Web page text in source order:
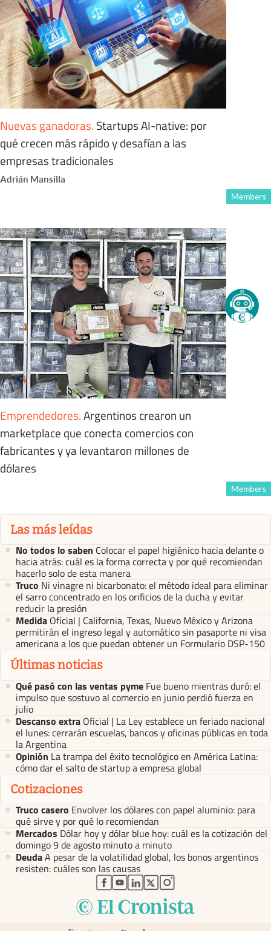
Nuevas ganadoras. Startups AI-native: por
qué crecen más rápido y desafían a las
empresas tradicionales
Adrián Mansilla
Members
Emprendedores.Argentinos crearon un
marketplace que conecta comercios con
fabricantes y ya levantaron millones de
dólares
Members
Las más leídas
No todos lo saben Colocar el papel higiénico hacia delante o
hacia atrás: cuál es la forma correcta y por qué recomiendan
hacerlo solo de esta manera
Truco Ni vinagre ni bicarbonato: el método ideal para eliminar
el sarro concentrado en los orificios de la ducha y evitar
reducir la presión
Medida Oficial | California, Texas, Nuevo México y Arizona
permitirán el ingreso legal y automático sin pasaporte ni visa
americana a los que puedan obtener un Formulario DSP-150
Últimas noticias
Qué pasó con las ventas pyme Fue bueno mientras duró: el
impulso que sostuvo al comercio en junio perdió fuerza en
julio
Descanso extra Oficial | La Ley establece un feriado nacional
el lunes: cerrarán escuelas, bancos y oficinas públicas en toda
la Argentina
Opinión La trampa del éxito tecnológico en América Latina:
cómo dar el salto de startup a empresa global
Cotizaciones
Truco casero Envolver los dólares con papel aluminio: para
qué sirve y por qué lo recomiendan
Mercados Dólar hoy y dólar blue hoy: cuál es la cotización del
domingo 9 de agosto minuto a minuto
DeudaA pesar de la volatilidad global, los bonos argentinos
resisten: cuáles son las causas
abre en nueva pestaña
abre en nueva pestaña
abre en nueva pestaña
abre en nueva pestaña
abre en nueva pestaña